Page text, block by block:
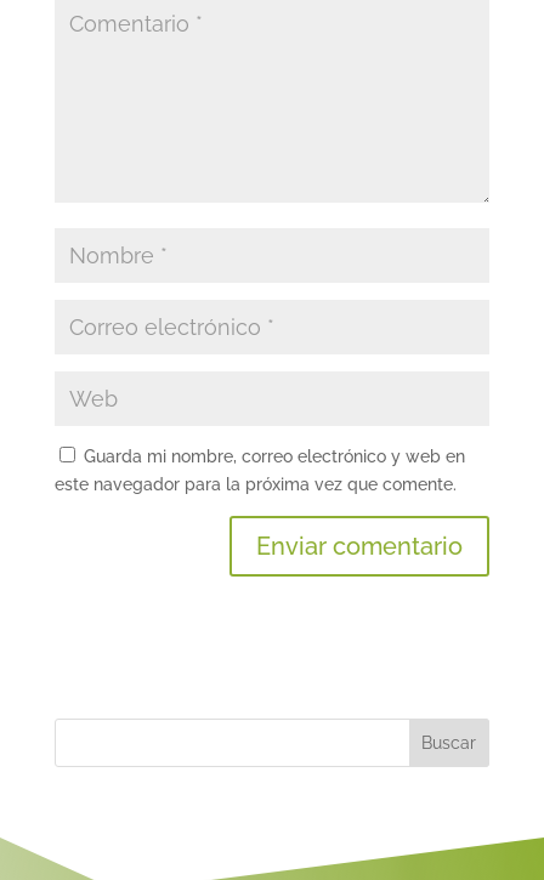
Guarda mi nombre, correo electrónico y web en
este navegador para la próxima vez que comente.
e